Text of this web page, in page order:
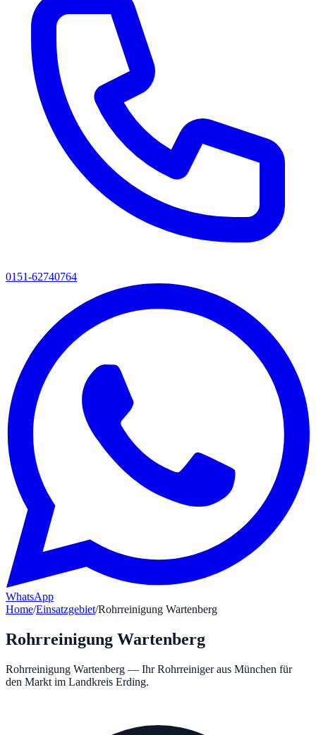
0151-62740764
WhatsApp
Home/Einsatzgebiet/Rohrreinigung Wartenberg
Rohrreinigung Wartenberg
Rohrreinigung Wartenberg — Ihr Rohrreiniger aus München für
den Markt im Landkreis Erding.